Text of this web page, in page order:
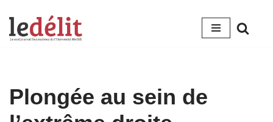
Aller
Plongée au sein de